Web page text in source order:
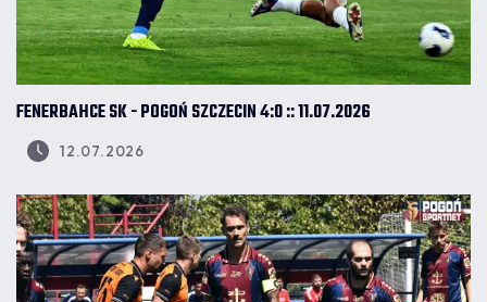
FENERBAHCE SK - POGOŃ SZCZECIN 4:0 :: 11.07.2026
12.07.2026